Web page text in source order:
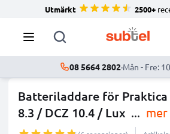
Utmärkt 2500+
08 5664 2802·Mån - Fre:
Batteriladdare för Praktica
8.3 / DCZ 10.4 / Lux ... mer